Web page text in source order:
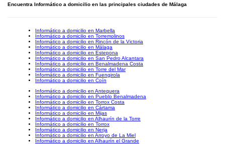
Encuentra Informático a domicilio en las principales ciudades de Málaga
Informático a domicilio en Marbella
Informático a domicilio en Torremolinos
Informático a domicilio en Rincón de la Victoria
Informático a domicilio en Málaga
Informático a domicilio en Estepona
Informático a domicilio en San Pedro Alcantara
Informático a domicilio en Benalmadena Costa
Informático a domicilio en Torre del Mar
Informático a domicilio en Fuengirola
Informático a domicilio en Coín
Informático a domicilio en Antequera
Informático a domicilio en Pueblo Benalmadena
Informático a domicilio en Torrox Costa
Informático a domicilio en Cártama
Informático a domicilio en Mijas
Informático a domicilio en Alhaurín de la Torre
Informático a domicilio en Torrox
Informático a domicilio en Nerja
Informático a domicilio en Arroyo de La Miel
Informático a domicilio en Alhaurín el Grande